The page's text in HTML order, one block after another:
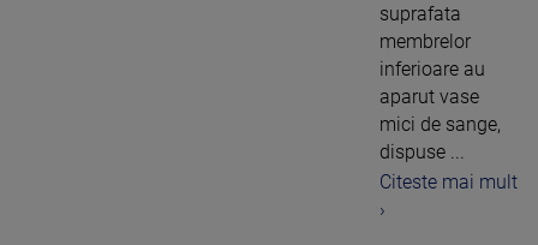
suprafata
membrelor
inferioare au
aparut vase
mici de sange,
dispuse ...
Citeste mai mult
›